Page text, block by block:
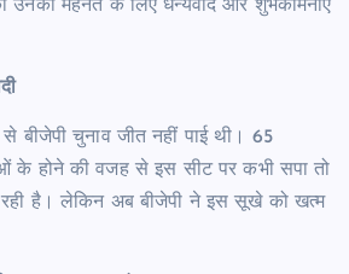
उनकी मेहनत के लिए धन्यवाद और शुभकामनाएं
बीजेपी चुनाव जीत नहीं पाई थी। 65
के होने की वजह से इस सीट पर कभी सपा तो
रही है। लेकिन अब बीजेपी ने इस सूखे को खत्म